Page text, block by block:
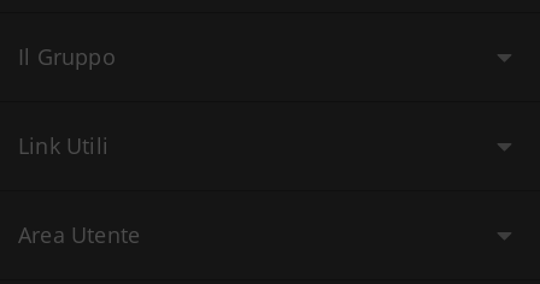
Il Gruppo
Link Utili
Area Utente